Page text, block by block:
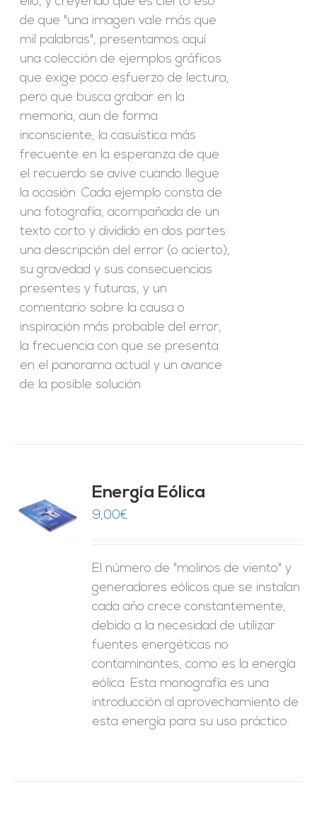
de que "una imagen vale más que
mil palabras", presentamos aquí
una colección de ejemplos gráficos
que exige poco esfuerzo de lectura,
pero que busca grabar en la
memoria, aun de forma
inconsciente, la casuística más
frecuente en la esperanza de que
el recuerdo se avive cuando llegue
la ocasión. Cada ejemplo consta de
una fotografía, acompañada de un
texto corto y dividido en dos partes:
una descripción del error (o acierto),
su gravedad y sus consecuencias
presentes y futuras, y un
comentario sobre la causa o
inspiración más probable del error,
la frecuencia con que se presenta
en el panorama actual y un avance
de la posible solución.
Energía Eólica
9,00€
El número de "molinos de viento" y
generadores eólicos que se instalan
cada año crece constantemente,
debido a la necesidad de utilizar
fuentes energéticas no
contaminantes, como es la energía
eólica. Esta monografía es una
introducción al aprovechamiento de
esta energía para su uso práctico.